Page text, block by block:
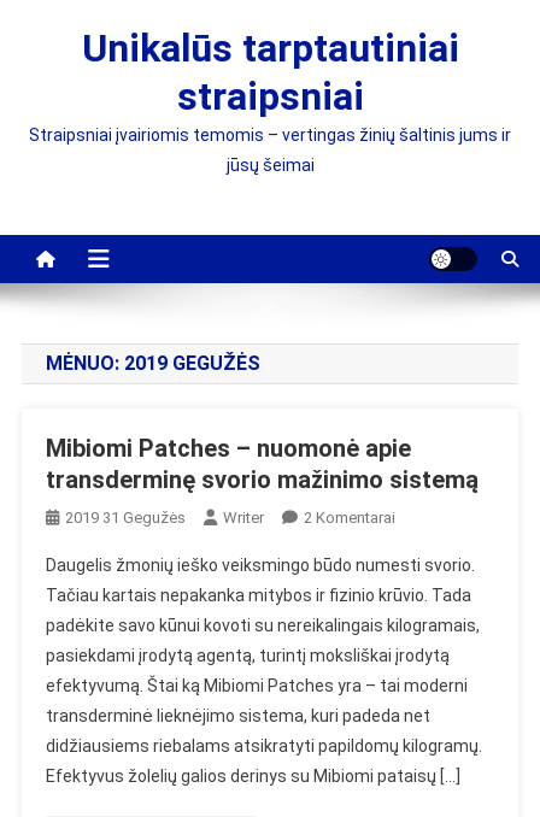
Unikalūs tarptautiniai
straipsniai
Straipsniai įvairiomis temomis – vertingas žinių šaltinis jums ir
jūsų šeimai
MĖNUO: 2019 GEGUŽĖS
Mibiomi Patches – nuomonė apie
transderminę svorio mažinimo sistemą
2019 31 Gegužės Writer 2 KomentaraiĮraše
Patches
–
Nuomonė
Apie
Transderminę
Svorio
Mažinimo
Sistemą
Daugelis žmonių ieško veiksmingo būdo numesti svorio.
Tačiau kartais nepakanka mitybos ir fizinio krūvio. Tada
padėkite savo kūnui kovoti su nereikalingais kilogramais,
pasiekdami įrodytą agentą, turintį moksliškai įrodytą
efektyvumą. Štai ką Mibiomi Patches yra – tai moderni
transderminė lieknėjimo sistema, kuri padeda net
didžiausiems riebalams atsikratyti papildomų kilogramų.
Efektyvus žolelių galios derinys su Mibiomi pataisų […]